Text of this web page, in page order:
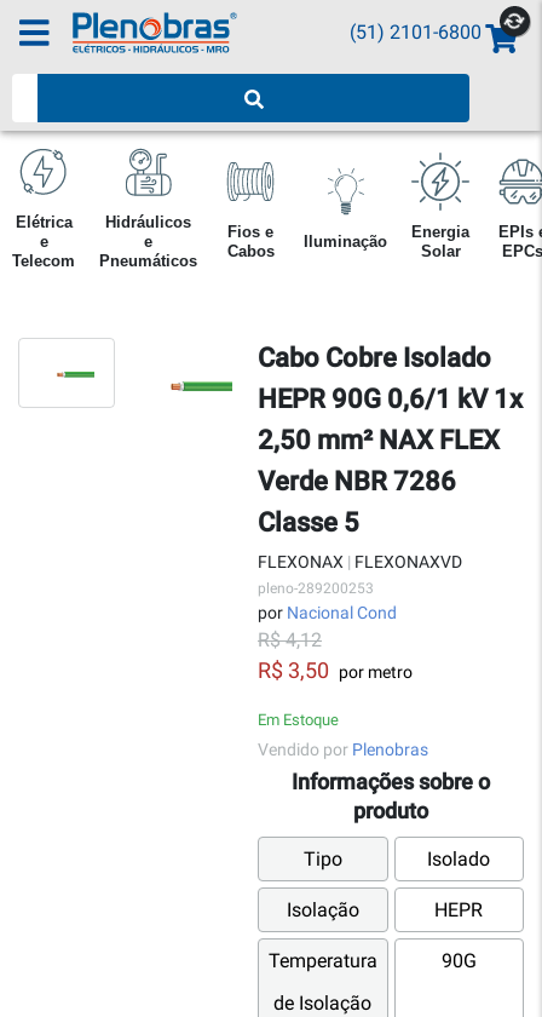
(51) 2101-6800
Elétrica
e
Telecom
Hidráulicos
e
Pneumáticos
Fios e
Cabos
Iluminação
Energia
Solar
EPIs
EPCs
Cabo Cobre Isolado
HEPR 90G 0,6/1 kV 1x
2,50 mm² NAX FLEX
Verde NBR 7286
Classe 5
FLEXONAX | FLEXONAXVD
pleno-289200253
por Nacional Cond
R$ 4,12
R$ 3,50 por metro
Em Estoque
Vendido por Plenobras
Informações sobre o
produto
Tipo Isolado
Isolação HEPR
Temperatura
de Isolação
90G